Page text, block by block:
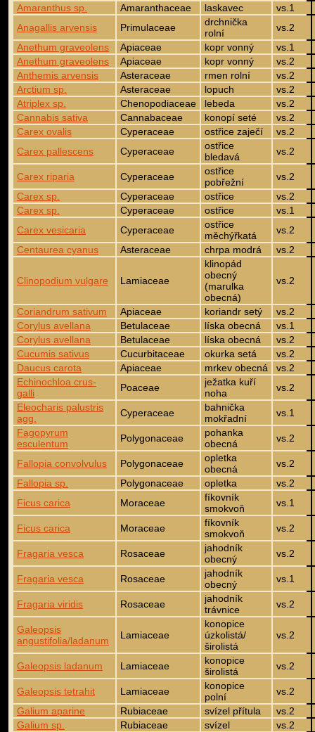
Amaranthus sp.
Amaranthaceae laskavec
vs.1
Anagallis arvensis
Primulaceae
drchnička
rolní
vs.2
Anethum graveolens
Apiaceae kopr vonný
vs.1
Anethum graveolens
Apiaceae kopr vonný
vs.2
Anthemis arvensis
Asteraceae rmen rolní
vs.2
Arctium sp.
Asteraceae lopuch
vs.2
Atriplex sp.
Chenopodiaceae lebeda
vs.2
Cannabis sativa
Cannabaceae konopí seté
vs.2
Carex ovalis
Cyperaceae ostřice zaječí
vs.2
Carex pallescens
Cyperaceae
ostřice
bledavá
vs.2
Carex riparia Cyperaceae
ostřice
pobřežní
vs.2
Carex sp.
Cyperaceae ostřice
vs.2
Carex sp.
Cyperaceae ostřice
vs.1
Carex vesicaria
Cyperaceae
ostřice
měchýřkatá
vs.2
Centaurea cyanus
Asteraceae chrpa modrá vs.2
Clinopodium vulgare Lamiaceae
klinopád
obecný
(marulka
obecná)
vs.2
Coriandrum sativum Apiaceae koriandr setý
vs.2
Corylus avellana
Betulaceae líska obecná
vs.1
Corylus avellana
Betulaceae líska obecná
vs.2
Cucumis sativus
Cucurbitaceae okurka setá
vs.2
Daucus carota
Apiaceae mrkev obecná
vs.2
Echinochloa crus-
galli
Poaceae
ježatka kuří
noha
vs.2
Eleocharis palustris
agg.
Cyperaceae
bahnička
mokřadní
vs.1
Fagopyrum
esculentum
Polygonaceae
pohanka
obecná
vs.2
Fallopia convolvulus Polygonaceae
opletka
obecná
vs.2
Fallopia sp.
Polygonaceae opletka
vs.2
Ficus carica
Moraceae
fíkovník
smokvoň
vs.1
Ficus carica Moraceae
fíkovník
smokvoň
vs.2
Fragaria vesca Rosaceae
jahodník
obecný
vs.2
Fragaria vesca Rosaceae
jahodník
obecný
vs.1
Fragaria viridis Rosaceae
jahodník
trávnice
vs.2
Galeopsis
angustifolia/ladanum
Lamiaceae
konopice
úzkolistá/
širolistá
vs.2
Galeopsis ladanum Lamiaceae
konopice
širolistá
vs.2
Galeopsis tetrahit Lamiaceae
konopice
polní
vs.2
Galium aparine
Rubiaceae svízel přítula
vs.2
Galium sp.
Rubiaceae svízel vs.2